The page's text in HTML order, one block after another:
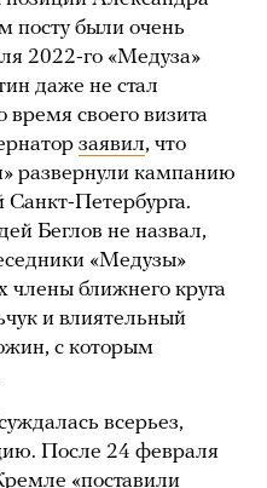
посту были очень
2022-го «Медуза»
даже не стал
время своего визита
заявил, что
развернули кампанию
Санкт-Петербурга.
Беглов не назвал,
«Медузы»
члены ближнего круга
и влиятельный
с которым
всерьез,
После 24 февраля
«поставили